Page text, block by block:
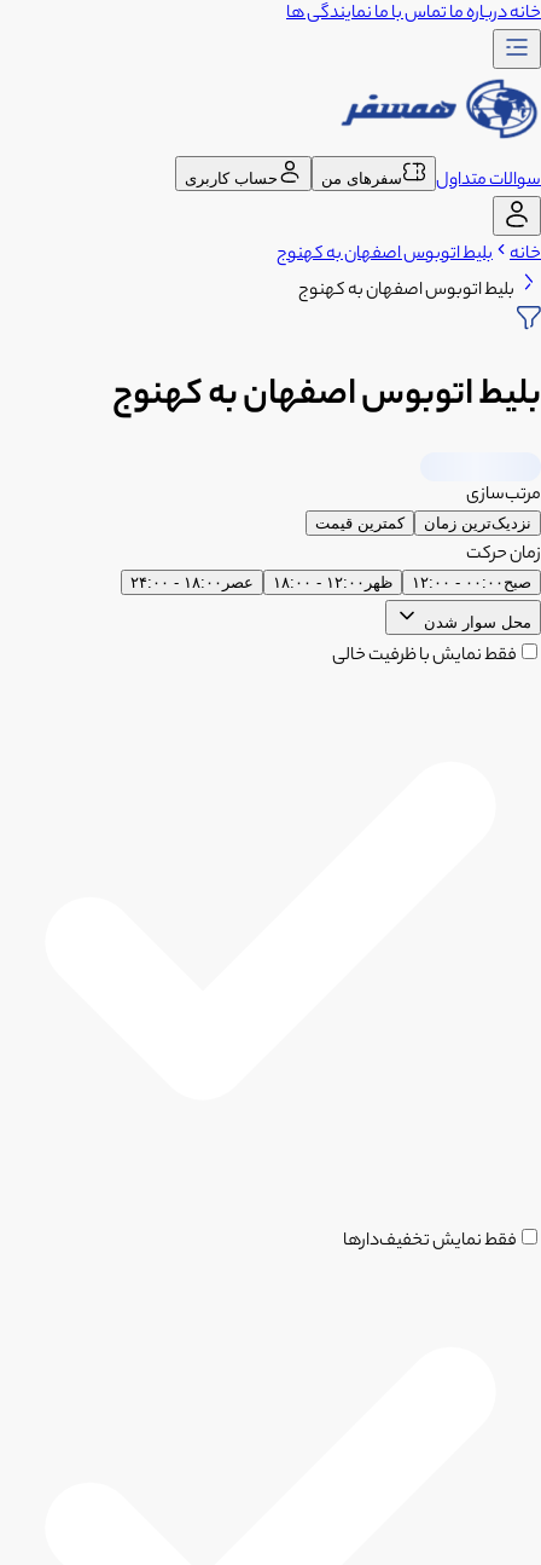
خانهدرباره ماتماس با مانمایندگی ها
سوالات متداول سفرهای من حساب کاربری
خانه بلیط اتوبوس اصفهان به کهنوج
بلیط اتوبوس اصفهان به کهنوج
بلیط اتوبوس اصفهان به کهنوج
مرتب‌سازی
نزدیک‌ترین زمان کمترین قیمت
زمان حرکت
صبح ۰۰:۰۰ - ۱۲:۰۰ ظهر ۱۲:۰۰ - ۱۸:۰۰ عصر ۱۸:۰۰ - ۲۴:۰۰
محل سوار شدن
فقط نمایش با ظرفیت خالی
فقط نمایش تخفیف‌دارها